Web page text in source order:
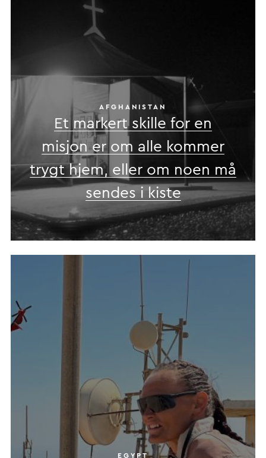
AFGHANISTAN
Et markert skille for en
misjon er om alle kommer
trygt hjem, eller om noen må
sendes i kiste
EGYPT